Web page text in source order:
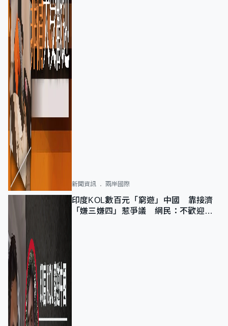
新聞資訊 兩岸國際
印度KOL數百元「窮遊」中國 靠接濟
「嫌三嫌四」惹爭議 網民：不歡迎劣